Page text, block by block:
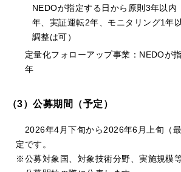
NEDOが指定する日から原則3年以内
年、実証運転2年、モニタリング1年
調整は可）
定量化フォローアップ事業：NEDOが
年
（3）公募期間（予定）
2026年4月下旬から2026年6月上旬（
定です。
公募対象国、対象技術分野、実施規模